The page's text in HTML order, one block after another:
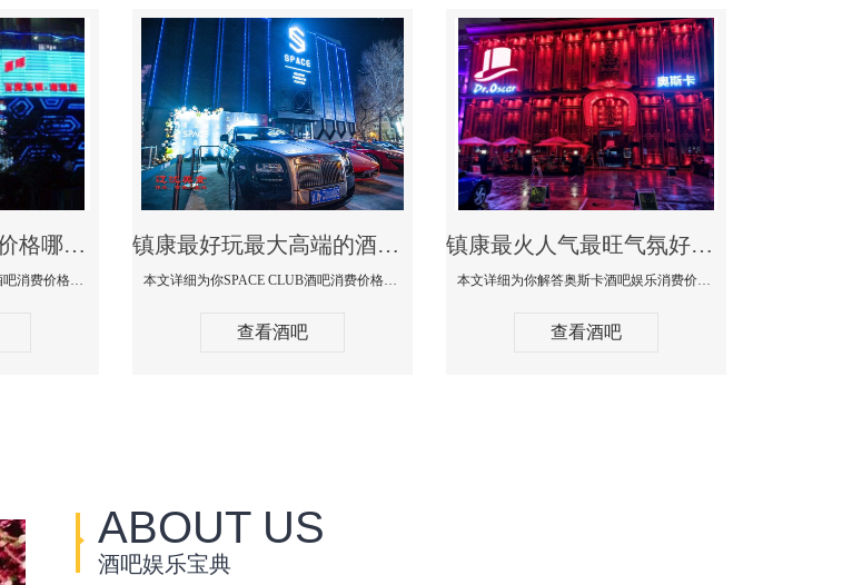
镇康酒吧女孩美女价格哪家便宜-激情百度消费价格点评
本文详细为你解答激情百度酒吧消费价格点评，更多关于酒吧女孩美女价格哪家便宜免费咨询150 99997335微信同步！
镇康最好玩最大高端的酒吧体验-SPACE CLUB酒吧消费点评
本文详细为你SPACE CLUB酒吧消费价格点评，更多关于最好玩最大高端的酒吧体验免费咨询150 99997335微信同步！
查看酒吧
镇康最火人气最旺气氛好的酒吧-奥斯卡酒吧消费价格口碑点评
本文详细为你解答奥斯卡酒吧娱乐消费价格点评，更多关于最火人气最旺气氛好的酒吧免费咨询150 99997335微信同步！
查看酒吧
ABOUT US
酒吧娱乐宝典